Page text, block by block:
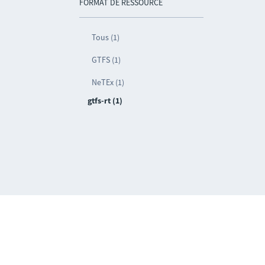
FORMAT DE RESSOURCE
Tous (1)
GTFS (1)
NeTEx (1)
gtfs-rt (1)